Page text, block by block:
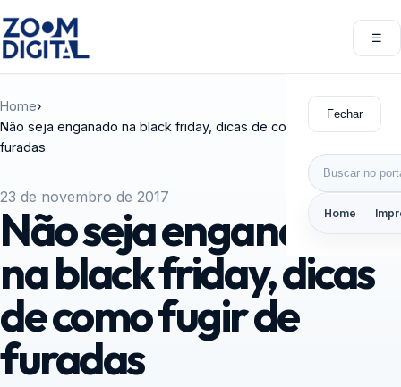
☰
Fechar
Buscar por:
Home
Home›
Não seja enganado na black friday, dicas de como fugir de
furadas
23 de novembro de 2017
Não seja enganado
na black friday, dicas
de como fugir de
furadas